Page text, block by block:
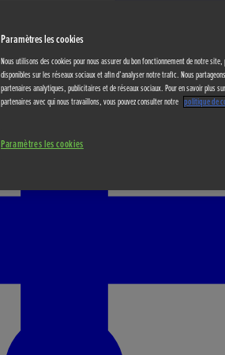
Paramètres les cookies
Nous utilisons des cookies pour nous assurer du bon fonctionnement de notre
disponibles sur les réseaux sociaux et afin d’analyser notre trafic. Nous
partenaires analytiques, publicitaires et de réseaux sociaux. Pour en savoir plus
partenaires avec qui nous travaillons, vous pouvez consulter notre politique de
Paramètres les cookies